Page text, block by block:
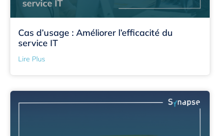
Cas d’usage : Améliorer l’efficacité du
service IT
Lire Plus